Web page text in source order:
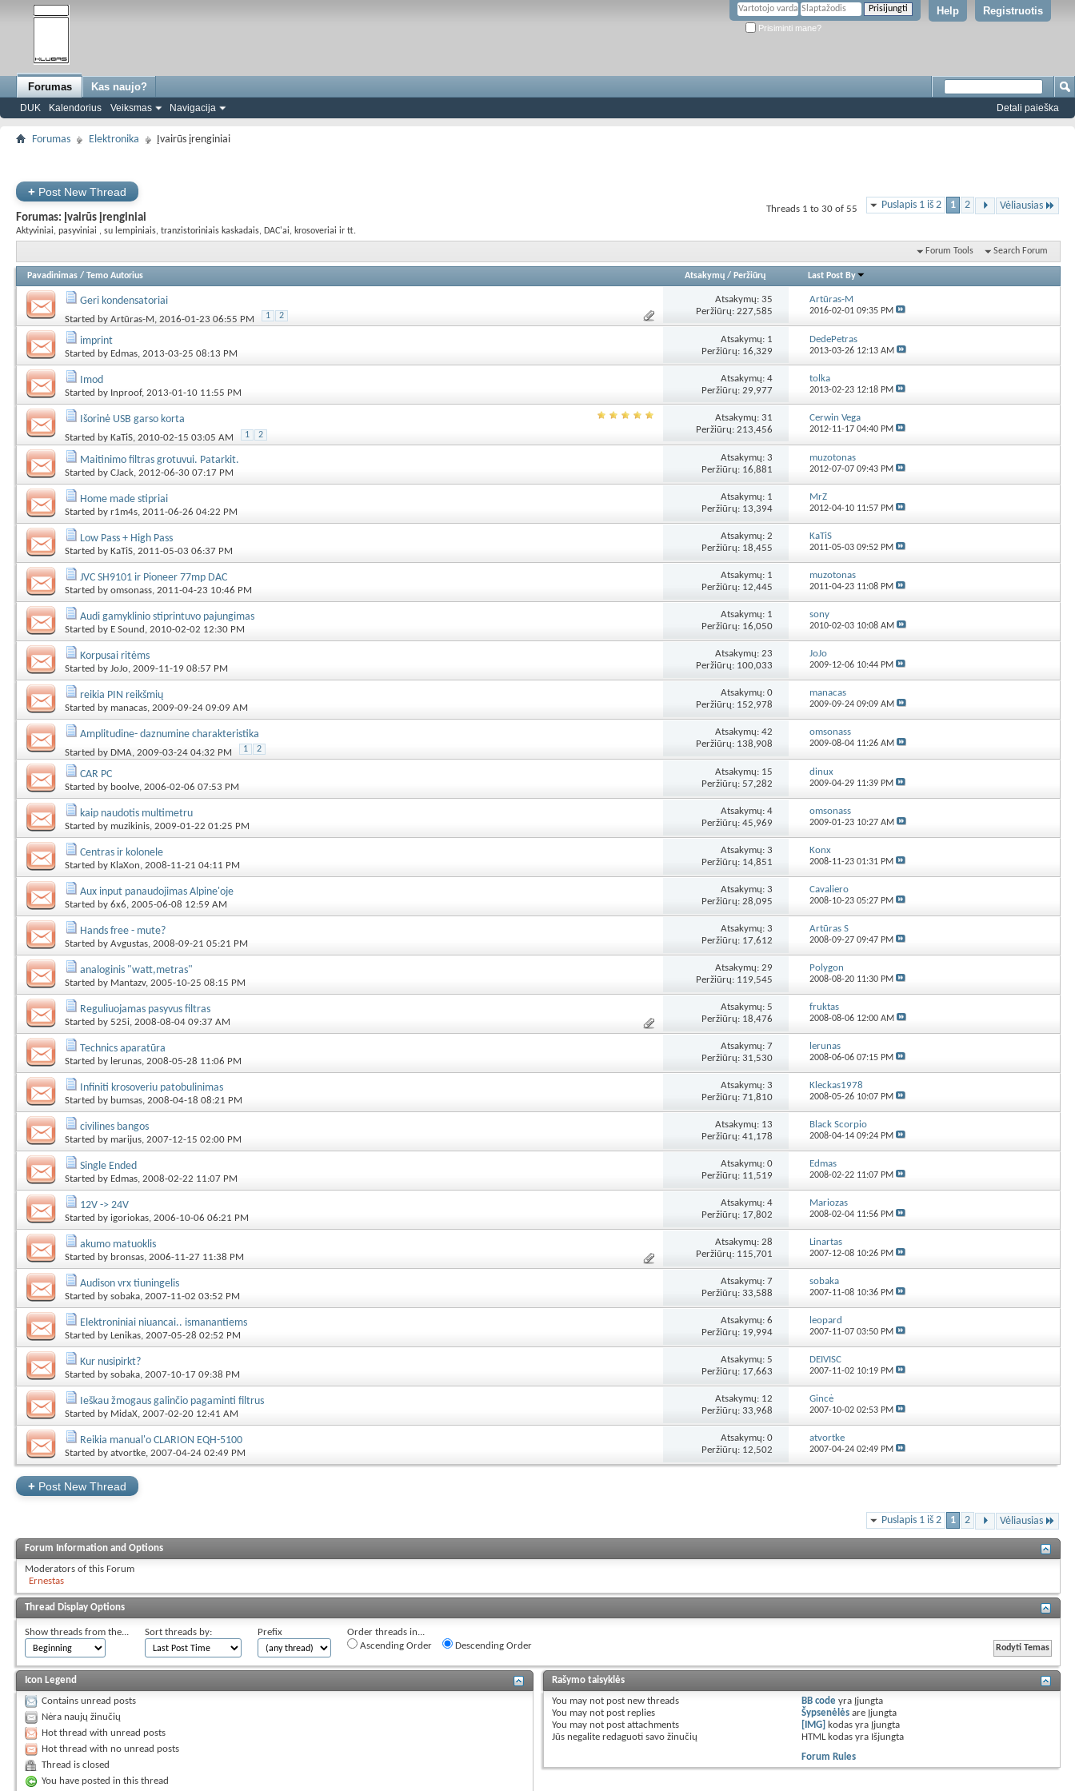
Registruotis
Help
Prisiminti mane?
Forumas
DUK Kalendorius Veiksmas Navigacija
Kas naujo?
Detali paieška
Forumas Elektronika Įvairūs įrenginiai
+ Post New Thread
Puslapis 1 iš 2 1 2 Vėliausias
Threads 1 to 30 of 55
Forumas: Įvairūs įrenginiai
Aktyviniai, pasyviniai , su lempiniais, tranzistoriniais kaskadais, DAC'ai, krosoveriai ir tt.
Forum Tools Search Forum
Pavadinimas / Temo Autorius Atsakymų / Peržiūrų Last Post By
Geri kondensatoriai
Started by Artūras-M , 2016-01-23 06:55 PM 1 2
Atsakymų: 35
Peržiūrų: 227,585
Artūras-M
2016-02-0109:35 PM
imprint
Started by Edmas, 2013-03-25 08:13 PM
Atsakymų: 1
Peržiūrų: 16,329
DedePetras
2013-03-26 12:13 AM
Imod
Started by Inproof, 2013-01-10 11:55 PM
Atsakymų: 4
Peržiūrų: 29,977
tolka
2013-02-23 12:18 PM
Išorinė USB garso korta
Started by KaTiS, 2010-02-15 03:05 AM 1 2
Atsakymų: 31
Peržiūrų: 213,456
Cerwin Vega
2012-11-1704:40 PM
Maitinimo filtras grotuvui. Patarkit.
Started by CJack , 2012-06-30 07:17 PM
Atsakymų: 3
Peržiūrų: 16,881
muzotonas
2012-07-0709:43 PM
Home made stipriai
Started by r1m4s , 2011-06-26 04:22 PM
Atsakymų: 1
Peržiūrų: 13,394
MrZ
2012-04-10 11:57 PM
Low Pass + High Pass
Started by KaTiS , 2011-05-03 06:37 PM
Atsakymų: 2
Peržiūrų: 18,455
KaTiS
2011-05-0309:52 PM
JVC SH9101 ir Pioneer 77mp DAC
Started by omsonass , 2011-04-23 10:46 PM
Atsakymų: 1
Peržiūrų: 12,445
muzotonas
2011-04-23 11:08 PM
Audi gamyklinio stiprintuvo pajungimas
Started by E Sound , 2010-02-02 12:30 PM
Atsakymų: 1
Peržiūrų: 16,050
sony
2010-02-03 10:08 AM
Korpusai ritėms
Started by JoJo , 2009-11-19 08:57 PM
Atsakymų: 23
Peržiūrų: 100,033
JoJo
2009-12-06 10:44 PM
reikia PIN reikšmių
Started by manacas , 2009-09-24 09:09 AM
Atsakymų: 0
Peržiūrų: 152,978
manacas
2009-09-2409:09 AM
Amplitudine- daznumine charakteristika
Started by DMA, 2009-03-24 04:32 PM 1 2
Atsakymų: 42
Peržiūrų: 138,908
omsonass
2009-08-04 11:26 AM
CAR PC
Started by boolve, 2006-02-06 07:53 PM
Atsakymų: 15
Peržiūrų: 57,282
dinux
2009-04-29 11:39 PM
kaip naudotis multimetru
Started by muzikinis, 2009-01-22 01:25 PM
Atsakymų: 4
Peržiūrų: 45,969
omsonass
2009-01-23 10:27 AM
Centras ir kolonele
Started by KlaXon, 2008-11-21 04:11 PM
Atsakymų: 3
Peržiūrų: 14,851
Konx
2008-11-2301:31 PM
Aux input panaudojimas Alpine'oje
Started by 6x6, 2005-06-08 12:59 AM
Atsakymų: 3
Peržiūrų: 28,095
Cavaliero
2008-10-2305:27 PM
Hands free - mute?
Started by Avgustas, 2008-09-21 05:21 PM
Atsakymų: 3
Peržiūrų: 17,612
Artūras S
2008-09-2709:47 PM
analoginis "watt,metras"
Started by Mantazv, 2005-10-25 08:15 PM
Atsakymų: 29
Peržiūrų: 119,545
Polygon
2008-08-20 11:30 PM
Reguliuojamas pasyvus filtras
Started by 525i, 2008-08-04 09:37 AM
Atsakymų: 5
Peržiūrų: 18,476
fruktas
2008-08-06 12:00 AM
Technics aparatūra
Started by lerunas, 2008-05-28 11:06 PM
Atsakymų: 7
Peržiūrų: 31,530
lerunas
2008-06-0607:15 PM
Infiniti krosoveriu patobulinimas
Started by bumsas, 2008-04-18 08:21 PM
Atsakymų: 3
Peržiūrų: 71,810
Kleckas1978
2008-05-26 10:07 PM
civilines bangos
Started by marijus, 2007-12-15 02:00 PM
Atsakymų: 13
Peržiūrų: 41,178
Black Scorpio
2008-04-1409:24 PM
Single Ended
Started by Edmas, 2008-02-22 11:07 PM
Atsakymų: 0
Peržiūrų: 11,519
Edmas
2008-02-22 11:07 PM
12V -> 24V
Started by igoriokas, 2006-10-06 06:21 PM
Atsakymų: 4
Peržiūrų: 17,802
Mariozas
2008-02-04 11:56 PM
akumo matuoklis
Started by bronsas, 2006-11-27 11:38 PM
Atsakymų: 28
Peržiūrų: 115,701
Linartas
2007-12-08 10:26 PM
Audison vrx tiuningelis
Started by sobaka, 2007-11-02 03:52 PM
Atsakymų: 7
Peržiūrų: 33,588
sobaka
2007-11-08 10:36 PM
Elektroniniai niuancai.. ismanantiems
Started by Lenikas, 2007-05-28 02:52 PM
Atsakymų: 6
Peržiūrų: 19,994
leopard
2007-11-0703:50 PM
Kur nusipirkt?
Started by sobaka, 2007-10-17 09:38 PM
Atsakymų: 5
Peržiūrų: 17,663
DEIVISC
2007-11-02 10:19 PM
Ieškau žmogaus galinčio pagaminti filtrus
Started by MidaX, 2007-02-20 12:41 AM
Atsakymų: 12
Peržiūrų: 33,968
Gincė
2007-10-0202:53 PM
Reikia manual'o CLARION EQH-5100
Started by atvortke, 2007-04-24 02:49 PM
Atsakymų: 0
Peržiūrų: 12,502
atvortke
2007-04-2402:49 PM
+ Post New Thread
Puslapis 1 iš 2 1 2 Vėliausias
Forum Information and Options
Moderators of this Forum
Ernestas
Thread Display Options
Show threads from the... Sort threads by: Prefix
Order threads in...
Ascending Order
Descending Order
Icon Legend
Contains unread posts
Nėra naujų žinučių
Hot thread with unread posts
Hot thread with no unread posts
Thread is closed
You have posted in this thread
Rašymo taisyklės
You may notpost new threads
You may notpost replies
You may notpost attachments
Jūs negaliteredaguoti savo žinučių
BB code yra Įjungta
Šypsenėlės are Įjungta
[IMG] kodas yra Įjungta
HTML kodas yra Išjungta
Forum Rules